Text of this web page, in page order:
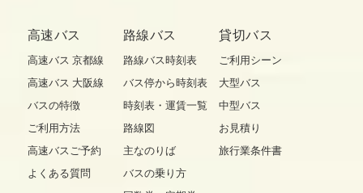
高速バス
高速バス 京都線
高速バス 大阪線
バスの特徴
ご利用方法
高速バスご予約
よくある質問
路線バス
路線バス時刻表
バス停から時刻表
時刻表・運賃一覧
路線図
主なのりば
バスの乗り方
貸切バス
ご利用シーン
大型バス
中型バス
お見積り
旅行業条件書